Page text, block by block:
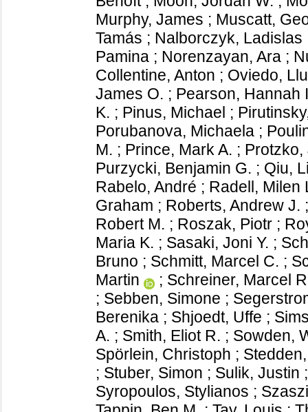
Murphy, James ; Muscatt,
Tamás ; Nalborczyk, Ladislas
Pamina ; Norenzayan, Ara ;
Collentine, Anton ; Oviedo,
James O. ; Pearson, Hannah
K. ; Pinus, Michael ;
Porubanova, Michaela ;
M. ; Prince, Mark A. ; Protzko,
Purzycki, Benjamin G. ; Qiu,
Rabelo, André ; Radell, Milen
Graham ; Roberts, Andrew J.
Robert M. ; Roszak, Piotr ;
Maria K. ; Sasaki, Joni Y. ;
Bruno ; Schmitt, Marcel C. ;
Martin
; Schreiner, Marcel
; Sebben, Simone ;
Berenika ; Shjoedt, Uffe ;
A. ; Smith, Eliot R. ; Sowden,
Spörlein, Christoph ;
; Stuber, Simon ; Sulik, Justin
Syropoulos, Stylianos ;